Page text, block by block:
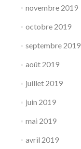
novembre 2019
octobre 2019
septembre 2019
août 2019
juillet 2019
juin 2019
mai 2019
avril 2019